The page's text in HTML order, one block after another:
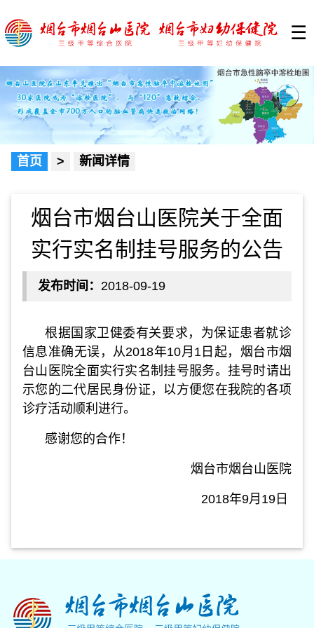
☰
首页 > 新闻详情
烟台市烟台山医院关于全面
实行实名制挂号服务的公告
发布时间： 2018-09-19
根据国家卫健委有关要求，为保证患者就诊
信息准确无误，从2018年10月1日起，烟台市烟
台山医院全面实行实名制挂号服务。挂号时请出
示您的二代居民身份证，以方便您在我院的各项
诊疗活动顺利进行。
感谢您的合作！
烟台市烟台山医院
2018年9月19日